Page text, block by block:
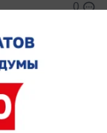
0
«Метеор» с
— так же,